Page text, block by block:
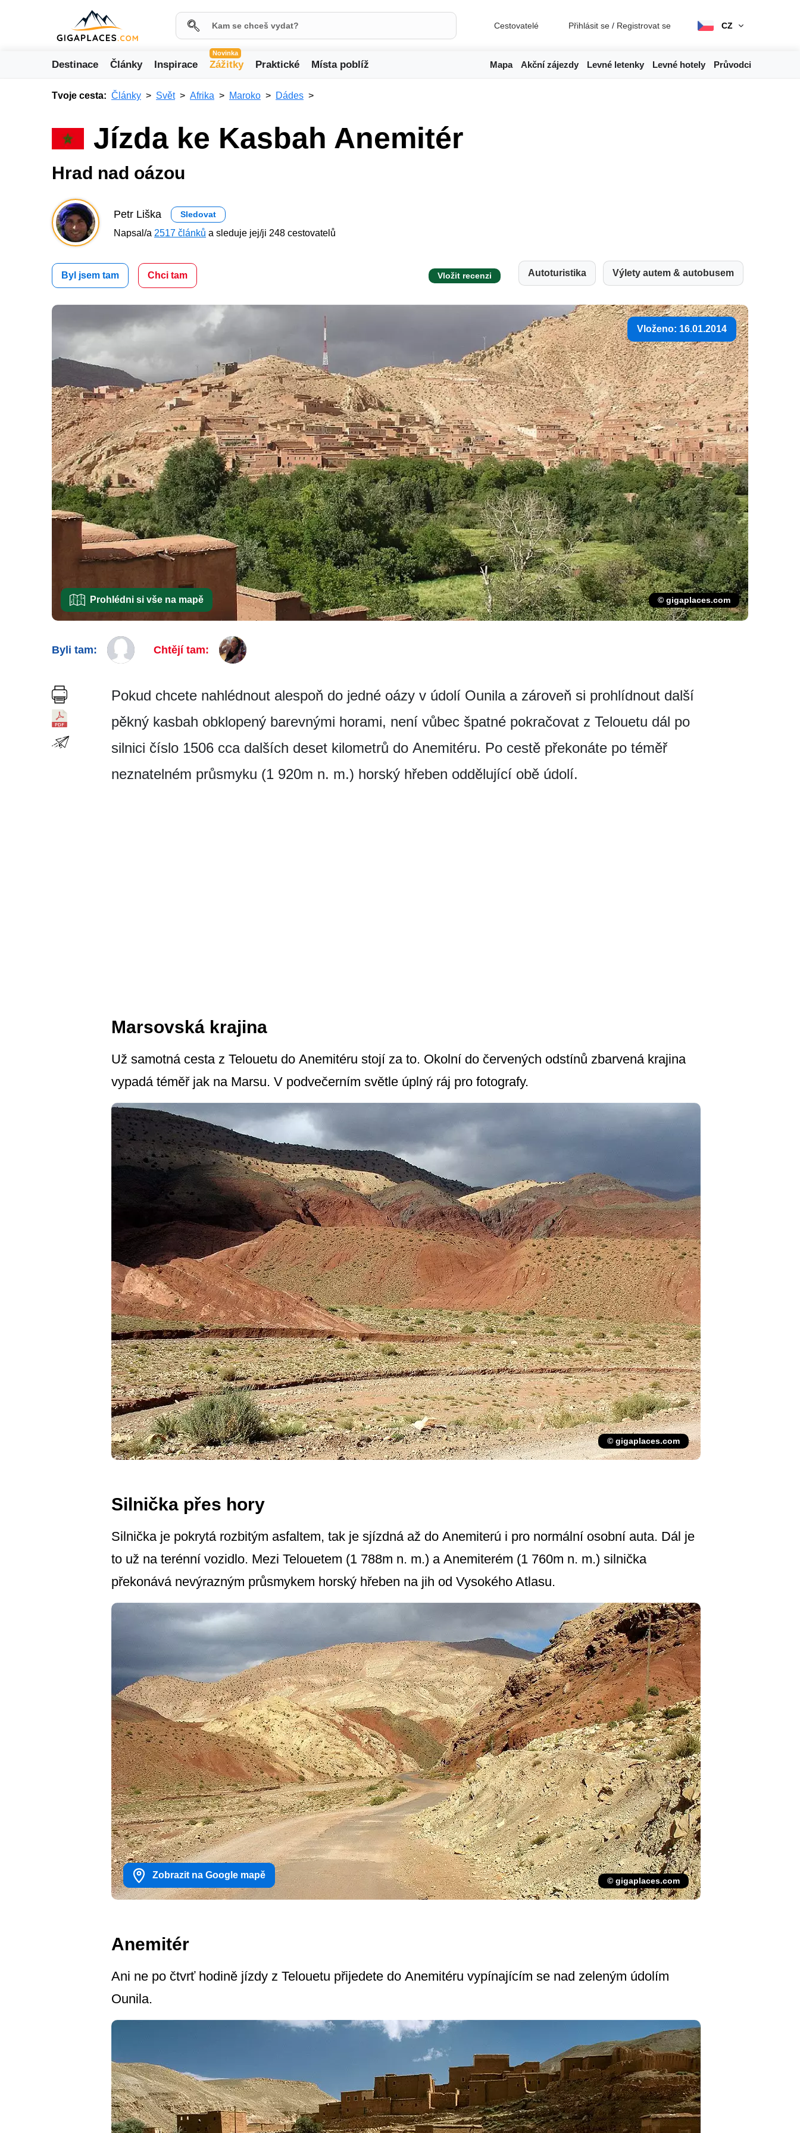
Cestovatelé Přihlásit se / Registrovat se CZ
Destinace Články Inspirace
Novinka
Zážitky Praktické Místa poblíž Mapa Akční zájezdy Levné letenky Levné hotely Průvodci
Tvoje cesta: Články Svět Afrika Maroko Dádes
Jízda ke Kasbah Anemitér
Hrad nad oázou
Petr Liška Sledovat
Napsal/a 2517 článků a sleduje jej/ji 248 cestovatelů
Byl jsem tam Chci tam Vložit recenzi Autoturistika Výlety autem & autobusem
Vloženo: 16.01.2014
Prohlédni si vše na mapě © gigaplaces.com
Byli tam: Chtějí tam:
Pokud chcete nahlédnout alespoň do jedné oázy v údolí Ounila a zároveň si prohlídnout další
pěkný kasbah obklopený barevnými horami, není vůbec špatné pokračovat z Telouetu dál po
silnici číslo 1506 cca dalších deset kilometrů do Anemitéru. Po cestě překonáte po téměř
neznatelném průsmyku (1 920m n. m.) horský hřeben oddělující obě údolí.
Marsovská krajina
Už samotná cesta z Telouetu do Anemitéru stojí za to. Okolní do červených odstínů zbarvená krajina
vypadá téměř jak na Marsu. V podvečerním světle úplný ráj pro fotografy.
© gigaplaces.com
Silnička přes hory
Silnička je pokrytá rozbitým asfaltem, tak je sjízdná až do Anemiterú i pro normální osobní auta. Dál je
to už na terénní vozidlo. Mezi Telouetem (1 788m n. m.) a Anemiterém (1 760m n. m.) silnička
překonává nevýrazným průsmykem horský hřeben na jih od Vysokého Atlasu.
Zobrazit na Google mapě
© gigaplaces.com
Anemitér
Ani ne po čtvrť hodině jízdy z Telouetu přijedete do Anemitéru vypínajícím se nad zeleným údolím
Ounila.